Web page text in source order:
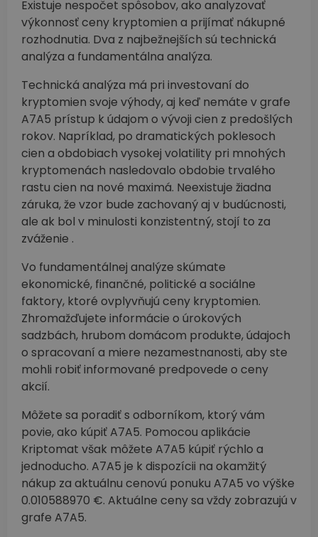
Existuje nespočet spôsobov, ako analyzovať
výkonnosť ceny kryptomien a prijímať nákupné
rozhodnutia. Dva z najbežnejších sú technická
analýza a fundamentálna analýza.
Technická analýza má pri investovaní do
kryptomien svoje výhody, aj keď nemáte v grafe
A7A5 prístup k údajom o vývoji cien z predošlých
rokov. Napríklad, po dramatických poklesoch
cien a obdobiach vysokej volatility pri mnohých
kryptomenách nasledovalo obdobie trvalého
rastu cien na nové maximá. Neexistuje žiadna
záruka, že vzor bude zachovaný aj v budúcnosti,
ale ak bol v minulosti konzistentný, stojí to za
zváženie .
Vo fundamentálnej analýze skúmate
ekonomické, finančné, politické a sociálne
faktory, ktoré ovplyvňujú ceny kryptomien.
Zhromažďujete informácie o úrokových
sadzbách, hrubom domácom produkte, údajoch
o spracovaní a miere nezamestnanosti, aby ste
mohli robiť informované predpovede o ceny
akcií.
Môžete sa poradiť s odborníkom, ktorý vám
povie, ako kúpiť A7A5. Pomocou aplikácie
Kriptomat však môžete A7A5 kúpiť rýchlo a
jednoducho. A7A5 je k dispozícii na okamžitý
nákup za aktuálnu cenovú ponuku A7A5 vo výške
0.010588970 €. Aktuálne ceny sa vždy zobrazujú v
grafe A7A5.